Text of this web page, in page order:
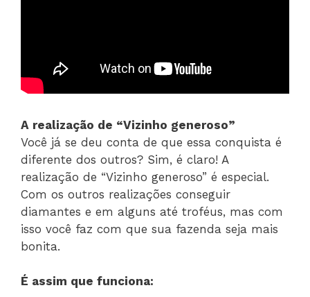
A realização de “Vizinho generoso”
Você já se deu conta de que essa conquista é
diferente dos outros? Sim, é claro! A
realização de “Vizinho generoso” é especial.
Com os outros realizações conseguir
diamantes e em alguns até troféus, mas com
isso você faz com que sua fazenda seja mais
bonita.
É assim que funciona: